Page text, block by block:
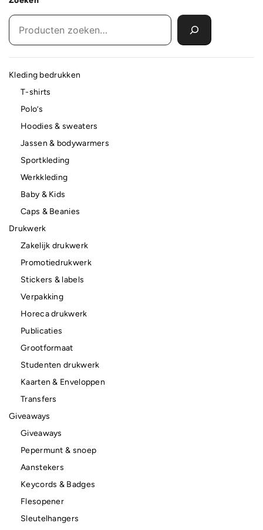
Kleding bedrukken
T-shirts
Polo’s
Hoodies & sweaters
Jassen & bodywarmers
Sportkleding
Werkkleding
Baby & Kids
Caps & Beanies
Drukwerk
Zakelijk drukwerk
Promotiedrukwerk
Stickers & labels
Verpakking
Horeca drukwerk
Publicaties
Grootformaat
Studenten drukwerk
Kaarten & Enveloppen
Transfers
Giveaways
Giveaways
Pepermunt & snoep
Aanstekers
Keycords & Badges
Flesopener
Sleutelhangers